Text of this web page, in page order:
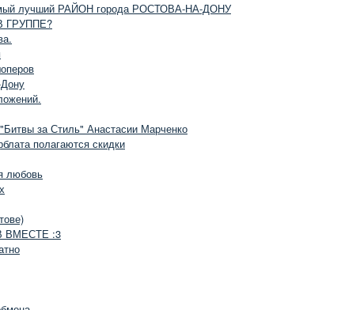
лучший РАЙОН города РОСТОВА-НА-ДОНУ
ГРУППЕ?
за Стиль" Анастасии Марченко
полагаются скидки
любовь
ВМЕСТЕ :3